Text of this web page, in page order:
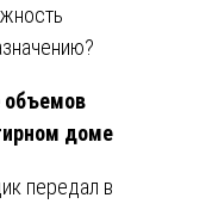
доме
передал в